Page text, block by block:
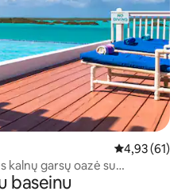
Vidutinis
4,93 (61)
kalnų garsų oazė su
baseinu